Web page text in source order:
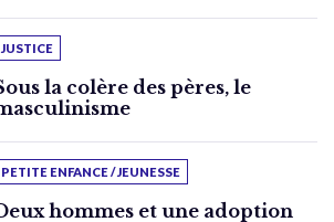
JUSTICE
la colère des pères, le
PETITE ENFANCE / JEUNESSE
hommes et une adoption